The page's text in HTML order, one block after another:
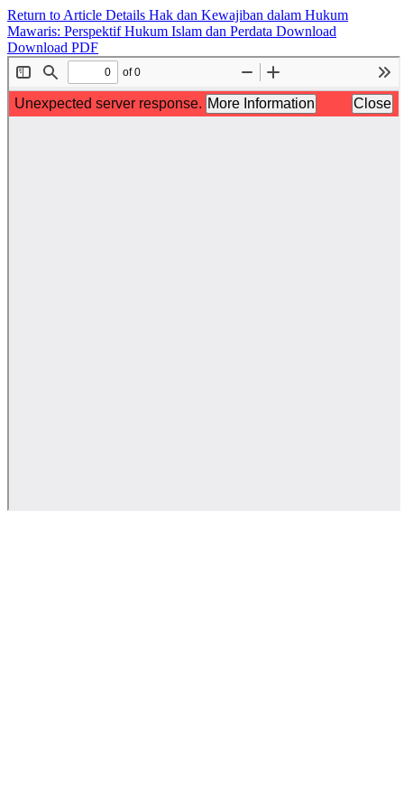
Return to Article Details Hak dan Kewajiban dalam Hukum
Mawaris: Perspektif Hukum Islam dan Perdata Download
Download PDF